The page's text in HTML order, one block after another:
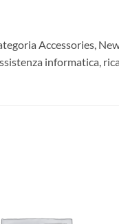
Accessories,
informatica,